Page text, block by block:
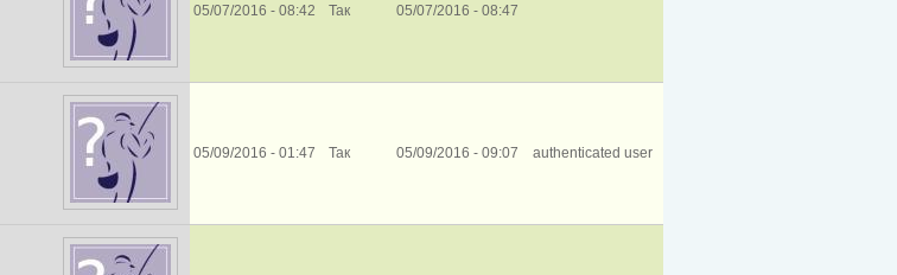
05/07/2016 - 08:42 Так 05/07/2016 - 08:47
05/09/2016 - 01:47 Так 05/09/2016 - 09:07 authenticated user